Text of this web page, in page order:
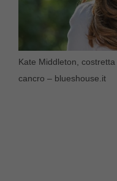
Kate Middleton,
cancro – blueshouse.it